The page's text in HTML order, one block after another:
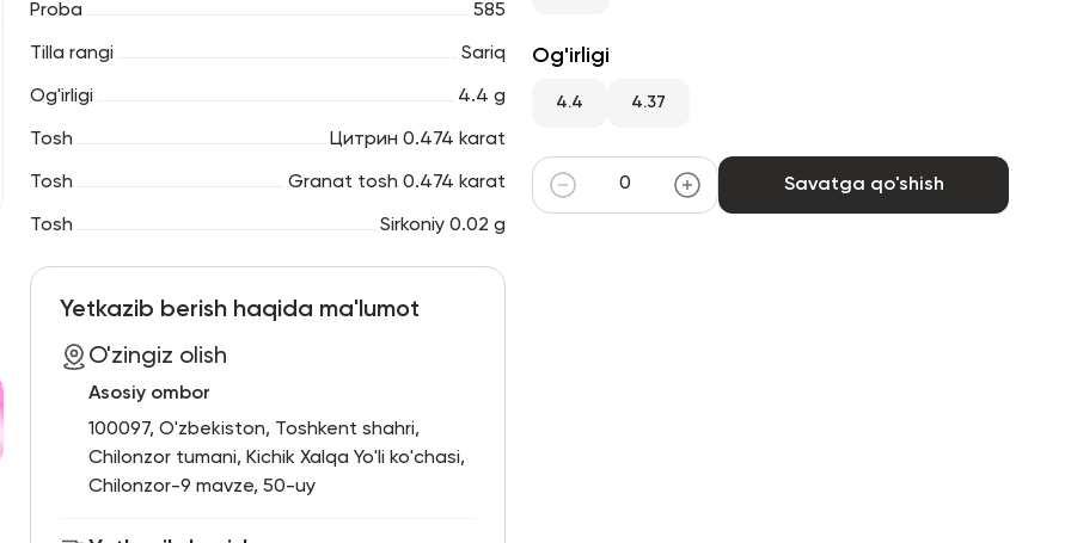
Proba 585
Tilla rangi Sariq
Og'irligi 4.4 g
Tosh Цитрин 0.474 karat
Tosh Granat tosh 0.474 karat
Tosh Sirkoniy 0.02 g
Yetkazib berish haqida ma'lumot
O'zingiz olish
Asosiy ombor
100097, O'zbekiston, Toshkent shahri,
Chilonzor tumani, Kichik Xalqa Yo'li ko'chasi,
Chilonzor-9 mavze, 50-uy
Og'irligi
4.4 4.37
Savatga qo'shish